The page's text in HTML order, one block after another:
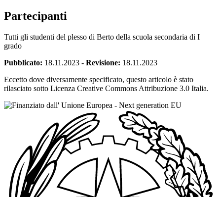
Partecipanti
Tutti gli studenti del plesso di Berto della scuola secondaria di I
grado
Pubblicato: 18.11.2023 - Revisione: 18.11.2023
Eccetto dove diversamente specificato, questo articolo è stato
rilasciato sotto Licenza Creative Commons Attribuzione 3.0 Italia.